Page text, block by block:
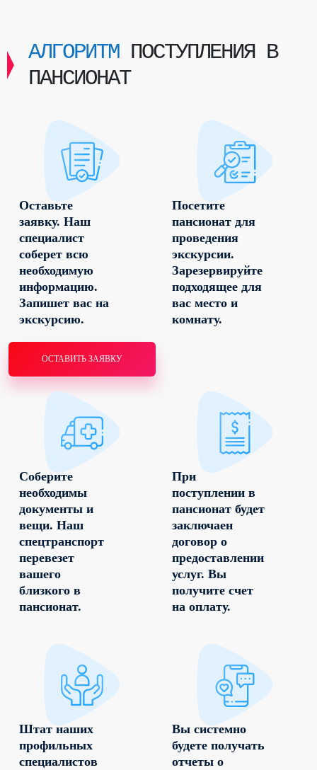
АЛГОРИТМПОСТУПЛЕНИЯ В
ПАНСИОНАТ
Оставьте
заявку. Наш
специалист
соберет всю
необходимую
информацию.
Запишет вас на
экскурсию.
ОСТАВИТЬ ЗАЯВКУ
Посетите
пансионат для
проведения
экскурсии.
Зарезервируйте
подходящее для
вас место и
комнату.
Соберите
необходимы
документы и
вещи. Наш
спецтранспорт
перевезет
вашего
близкого в
пансионат.
При
поступлении в
пансионат будет
заключаен
договор о
предоставлении
услуг. Вы
получите счет
на оплату.
Штат наших
профильных
специалистов
Вы системно
будете получать
отчеты о